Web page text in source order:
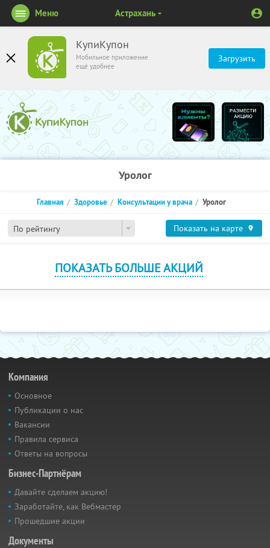
КупиКупон
Мобильное приложение
ещё удобнее
Загрузить
Меню Астрахань
Уролог
По рейтингу
Главная Здоровье Консультации у врача Уролог
Показать на карте
ПОКАЗАТЬ БОЛЬШЕ АКЦИЙ
Компания
Основное
Публикации о нас
Вакансии
Правила сервиса
Ответы на вопросы
Бизнес-Партнёрам
Давайте сделаем акцию!
Заработайте, как Вебмастер
Прошедшие акции
Документы